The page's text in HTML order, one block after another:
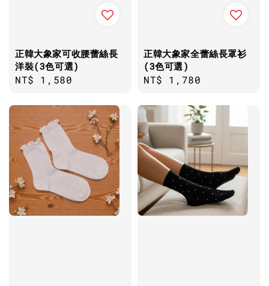
正韓大象家可收腰蕾絲長
洋裝(3色可選)
Regular
NT$ 1,580
正韓大象家全蕾絲長罩衫
(3色可選)
Regular
NT$ 1,780